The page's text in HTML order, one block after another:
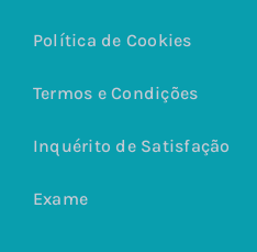
Política de Cookies
Termos e Condições
Inquérito de Satisfação
Exame